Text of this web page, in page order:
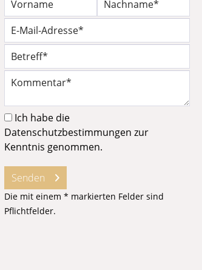
Ich habe die
Datenschutzbestimmungen zur
Kenntnis genommen.
Senden
Die mit einem * markierten Felder sind
Pflichtfelder.